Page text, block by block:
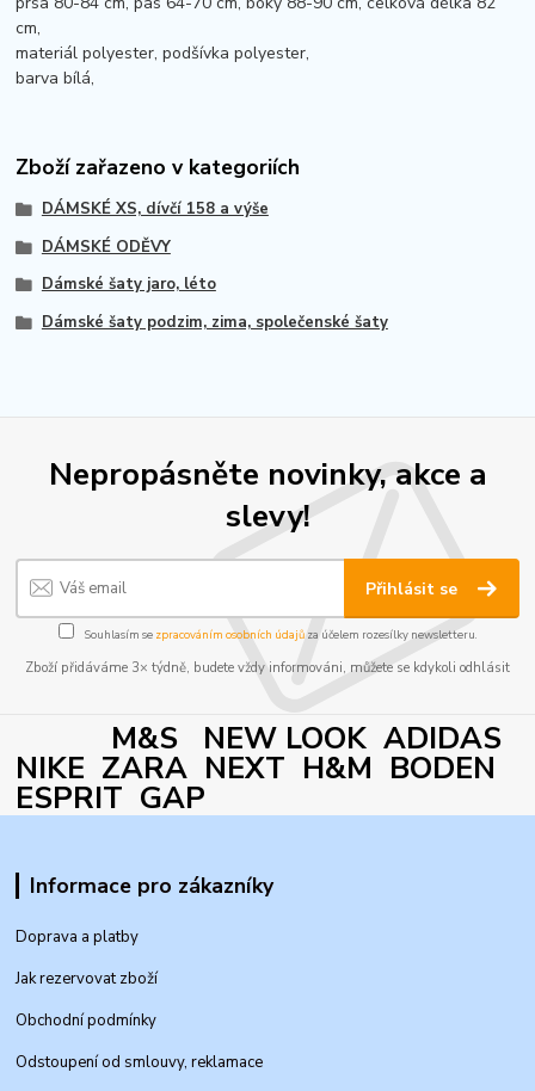
cm,
materiál polyester, podšívka polyester,
barva bílá,
Zboží zařazeno v kategoriích
DÁMSKÉ XS, dívčí 158 a výše
DÁMSKÉ ODĚVY
Dámské šaty jaro, léto
Dámské šaty podzim, zima, společenské šaty
Nepropásněte novinky, akce a
slevy!
Přihlásit se
Souhlasím se zpracováním osobních údajůza účelem rozesílky newsletteru.
Zboží přidáváme 3× týdně, budete vždy informováni, můžete se kdykoli odhlásit
M&S NEW LOOK ADIDAS
NIKE ZARA NEXT H&M BODEN
ESPRIT GAP
Informace pro zákazníky
Doprava a platby
Jak rezervovat zboží
Obchodní podmínky
Odstoupení od smlouvy, reklamace